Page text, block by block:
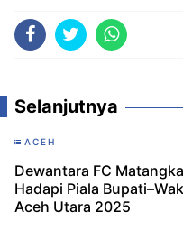
Selanjutnya
ACEH
Dewantara FC
Hadapi Piala
Aceh Utara 2025